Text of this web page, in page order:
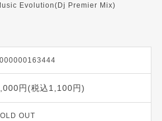
Evolution(Dj Premier Mix)
円(税込1,100円)
OUT